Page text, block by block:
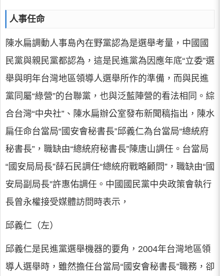
人事任命
陳水扁調動人事島內在野黨認為是選舉考量，中國國
民黨與親民黨都認為，這是民進黨為因應年底“立委”選
舉與明年台灣地區領導人選舉所作的準備，而與民進
黨同屬“綠營”的台聯黨，也與泛藍陣營的看法相同。綜
合台灣“中央社”、陳水扁辦公室發布新聞稿指出，陳水
扁任命台當局“國安會秘書長”邱義仁為台當局“總統府
秘書長”，職缺由“總統府秘書長”陳唐山調任。台當局
“國安局局長”薛石民調任“總統府戰略顧問”，職缺由“國
安局副局長”許惠佑調任。中國國民黨中央政策會執行
長曾永權接受媒體訪問時表示，
邱義仁（左）
邱義仁是民進黨選舉機器的要角，2004年台灣地區領
導人選舉時，雖然擔任台當局“國安會秘書長”職務，卻